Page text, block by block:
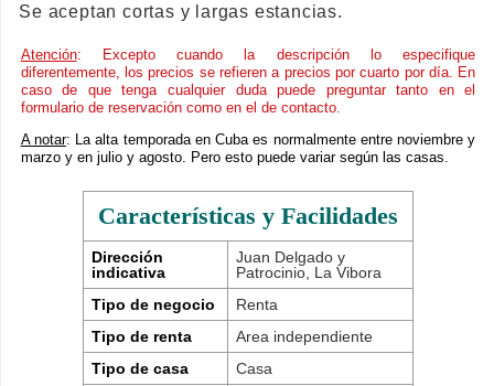
Se aceptan cortas y largas estancias.
Atención: Excepto cuando la descripción lo especifique
diferentemente, los precios se refieren a precios por cuarto por día. En
caso de que tenga cualquier duda puede preguntar tanto en el
formulario de reservación como en el de contacto.
A notar: La alta temporada en Cuba es normalmente entre noviembre y
marzo y en julio y agosto. Pero esto puede variar según las casas.
Características y Facilidades
Dirección
indicativa
Juan Delgado y
Patrocinio, La Vibora
Tipo de negocio
Renta
Tipo de renta
Area independiente
Tipo de casa
Casa